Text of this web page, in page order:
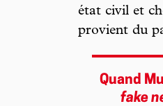
état civil et
provient du
Quand
fake